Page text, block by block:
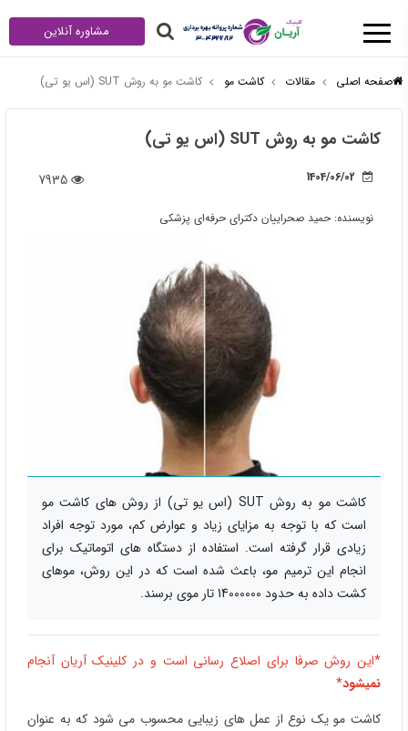
مشاوره آنلاین
صفحه اصلی مقالات کاشت مو کاشت مو به روش SUT (اس یو تی)
کاشت مو به روش SUT (اس یو تی)
1404/06/02
نویسنده: حمید صحراییان دکترای حرفه‌ای پزشکی
کاشت مو به روش SUT (اس یو تی) از روش های کاشت مو
است که با توجه به مزایای زیاد و عوارض کم، مورد توجه افراد
زیادی قرار گرفته است. استفاده از دستگاه های اتوماتیک برای
انجام این ترمیم مو، باعث شده است که در این روش، موهای
کشت داده به حدود 14000000 تار موی برسند.
*این روش صرفا برای اصلاع رسانی است و در کلینیک آریان آنجام
نمیشود*
کاشت مو یک نوع از عمل های زیبایی محسوب می شود که به عنوان